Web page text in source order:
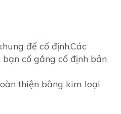
để cố định.Các
cố gắng cố định bản
thiện bằng kim loại